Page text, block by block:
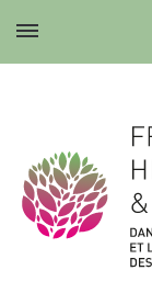
Frugalité dans